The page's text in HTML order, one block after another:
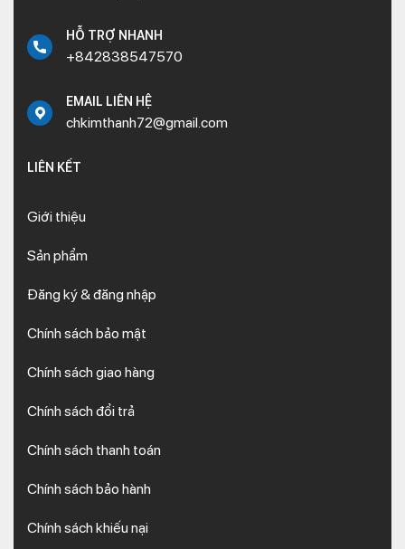
HỖ TRỢ NHANH
+842838547570
EMAIL LIÊN HỆ
chkimthanh72@gmail.com
LIÊN KẾT
Giới thiệu
Sản phẩm
Đăng ký & đăng nhập
Chính sách bảo mật
Chính sách giao hàng
Chính sách đổi trả
Chính sách thanh toán
Chính sách bảo hành
Chính sách khiếu nại